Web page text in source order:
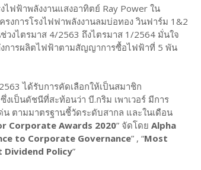
ไฟฟ้าพลังงานแสงอาทิตย์ Ray Power ใน
งการโรงไฟฟาพลังงานลมบ่อทอง วินฟาร์ม 1&2
วงไตรมาส 4/2563 ถึงไตรมาส 1/2564 มั่นใจ
การผลิตไฟฟ้าตามสัญญาการซื้อไฟฟ้าที่ 5 พัน
ได้รับการคัดเลือกให้เป็นสมาชิก
ซึ่งเป็นดัชนีที่สะท้อนว่า บี.กริม เพาเวอร์ มีการ
ตามมาตรฐานชี้วัดระดับสากล และในเดือน
Corporate Awards 2020” จัดโดย Alpha
to Corporate Governance” , “Most
Policy”